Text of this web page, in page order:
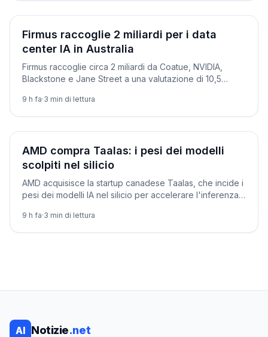
Aziende
Firmus raccoglie 2 miliardi per i data
center IA in Australia
Firmus raccoglie circa 2 miliardi da Coatue, NVIDIA,
Blackstone e Jane Street a una valutazione di 10,5
9 h fa·3 min di lettura
Aziende
AMD compra Taalas: i pesi dei modelli
scolpiti nel silicio
AMD acquisisce la startup canadese Taalas, che incide i
pesi dei modelli IA nel silicio per accelerare l'inferenza.
9 h fa·3 min di lettura
AI Notizie.net